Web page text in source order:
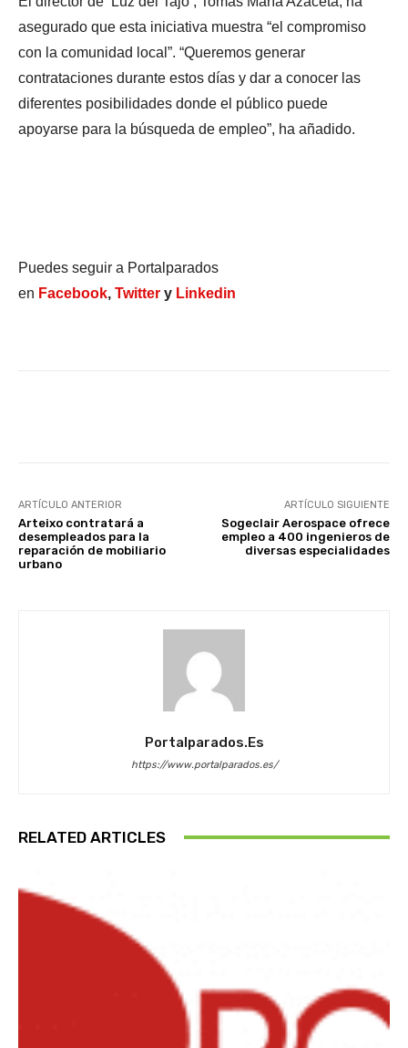
asegurado que esta iniciativa muestra “el compromiso
con la comunidad local”. “Queremos generar
contrataciones durante estos días y dar a conocer las
diferentes posibilidades donde el público puede
apoyarse para la búsqueda de empleo”, ha añadido.
Puedes seguir a Portalparados
en Facebook, Twitter y Linkedin
ARTÍCULO ANTERIOR
Arteixo contratará a
desempleados para la
reparación de mobiliario
urbano
ARTÍCULO SIGUIENTE
Sogeclair Aerospace ofrece
empleo a 400 ingenieros de
diversas especialidades
Portalparados.es
https://www.portalparados.es/
RELATED ARTICLES